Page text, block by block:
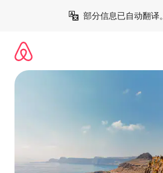
部分信息已自动翻译。